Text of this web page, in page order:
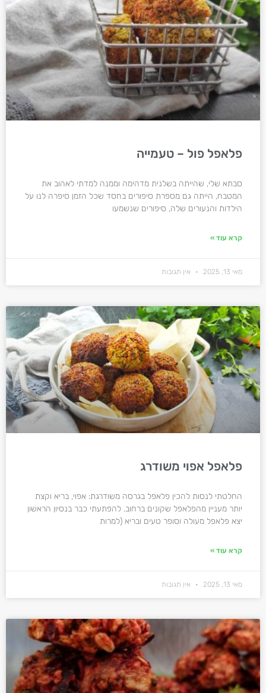
פלאפל פול – טעמייה
סבתא שלי, שהייתה בשלנית מדהימה וממנה למדתי לאהוב את
המטבח, הייתה גם מספרת סיפורים בחסד שכל הזמן סיפרה לנו על
הילדות והנעורים שלה, סיפורים שנשמעו
קרא עוד »
מאי 13, 2025 אין תגובות
פלאפל אפוי משודרג
החלטתי לנסות להכין פלאפל בגרסה משודרגת: אפוי, בריא וקצת
יותר מעניין מהפלאפל שקונים ברחוב. להפתעתי כבר בנסיון הראשון
יצא פלאפל מעולה וסופר טעים ובריא (למרות
קרא עוד »
מאי 13, 2025 אין תגובות